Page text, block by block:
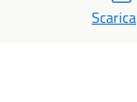
Scarica